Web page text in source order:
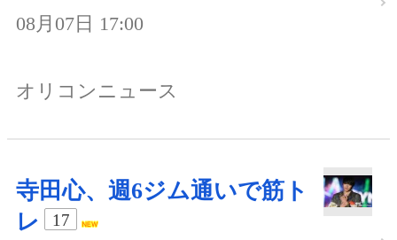
08月07日 17:00
オリコンニュース
寺田心、週6ジム通いで筋ト
レ
17